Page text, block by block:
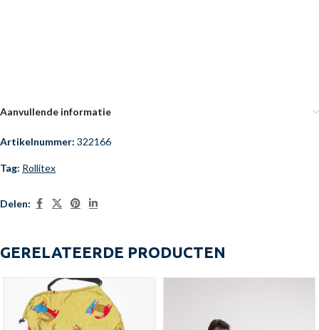
Aanvullende informatie
Artikelnummer: 322166
Tag: Rollitex
Delen:
GERELATEERDE PRODUCTEN